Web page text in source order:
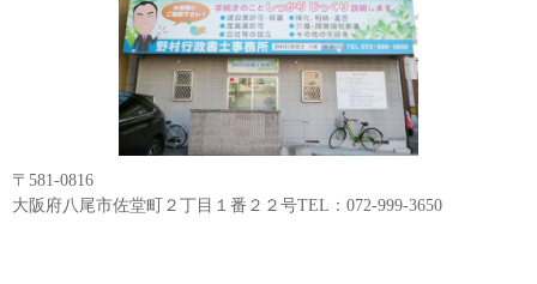
〒581-0816
大阪府八尾市佐堂町２丁目１番２２号TEL：072-999-3650